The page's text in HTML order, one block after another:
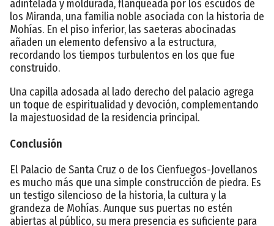
adintelada y moldurada, flanqueada por los escudos de
los Miranda, una familia noble asociada con la historia de
Mohías. En el piso inferior, las saeteras abocinadas
añaden un elemento defensivo a la estructura,
recordando los tiempos turbulentos en los que fue
construido.
Una capilla adosada al lado derecho del palacio agrega
un toque de espiritualidad y devoción, complementando
la majestuosidad de la residencia principal.
Conclusión
El Palacio de Santa Cruz o de los Cienfuegos-Jovellanos
es mucho más que una simple construcción de piedra. Es
un testigo silencioso de la historia, la cultura y la
grandeza de Mohías. Aunque sus puertas no estén
abiertas al público, su mera presencia es suficiente para